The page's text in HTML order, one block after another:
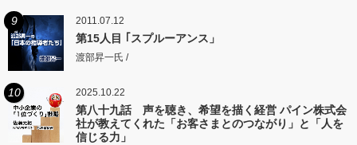
9 2011.07.12
第15人目 ｢スプルーアンス」
渡部昇一氏 /
10 2025.10.22
第八十九話 声を聴き、希望を描く経営 パイン株式会
社が教えてくれた「お客さまとのつながり」と「人を
信じる力」